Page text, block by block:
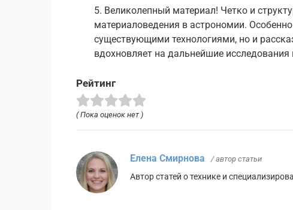
5. Великолепный материал! Четко и
материаловедения в астрономии.
существующими технологиями, но и
вдохновляет на дальнейшие исследования
Рейтинг
( Пока оценок нет )
Елена Смирнова / автор статьи
Автор статей о технике и